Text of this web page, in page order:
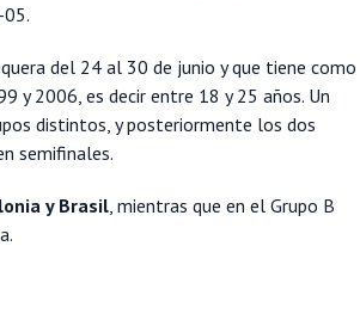
del 24 al 30 de junio y que tiene como
y 2006, es decir entre 18 y 25 años. Un
distintos, y posteriormente los dos
semifinales.
y Brasil, mientras que en el Grupo B